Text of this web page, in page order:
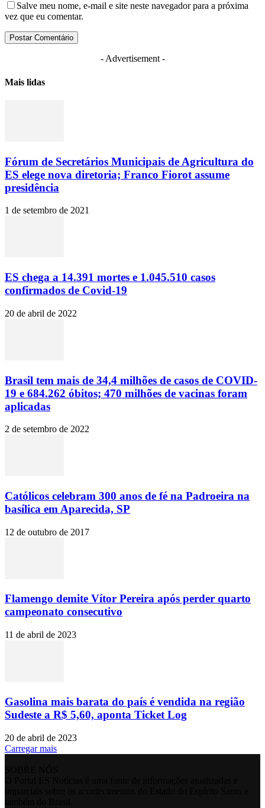
Salve meu nome, e-mail e site neste navegador para a próxima
vez que eu comentar.
- Advertisement -
Mais lidas
Fórum de Secretários Municipais de Agricultura do
ES elege nova diretoria; Franco Fiorot assume
presidência
1 de setembro de 2021
ES chega a 14.391 mortes e 1.045.510 casos
confirmados de Covid-19
20 de abril de 2022
Brasil tem mais de 34,4 milhões de casos de COVID-
19 e 684.262 óbitos; 470 milhões de vacinas foram
aplicadas
2 de setembro de 2022
Católicos celebram 300 anos de fé na Padroeira na
basílica em Aparecida, SP
12 de outubro de 2017
Flamengo demite Vítor Pereira após perder quarto
campeonato consecutivo
11 de abril de 2023
Gasolina mais barata do país é vendida na região
Sudeste a R$ 5,60, aponta Ticket Log
20 de abril de 2023
Carregar mais